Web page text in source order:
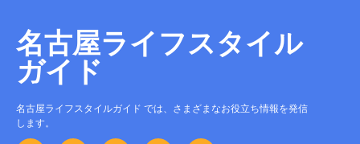
名古屋ライフスタイル
ガイド
名古屋ライフスタイルガイド では、さまざまなお役立ち情報を発信
します。